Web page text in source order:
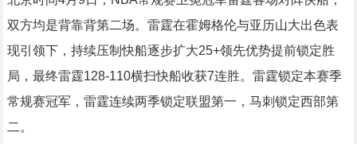
双方均是背靠背第二场。雷霆在霍姆格伦与亚历山大出色表
现引领下，持续压制快船逐步扩大25+领先优势提前锁定胜
局，最终雷霆128-110横扫快船收获7连胜。雷霆锁定本赛季
常规赛冠军，雷霆连续两季锁定联盟第一，马刺锁定西部第
二。